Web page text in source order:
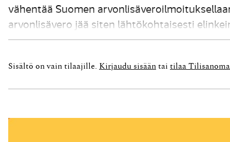
vähentää Suomen
arvonlisävero jää siten lähtökohtaisesti
Euroopan Yhteisöjen
kustannuksena tuotteiden myyntihintoihin.
Sisältö on vain tilaajille. Kirjaudu sisään tai tilaa